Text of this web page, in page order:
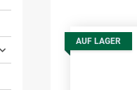
AUF LAGER